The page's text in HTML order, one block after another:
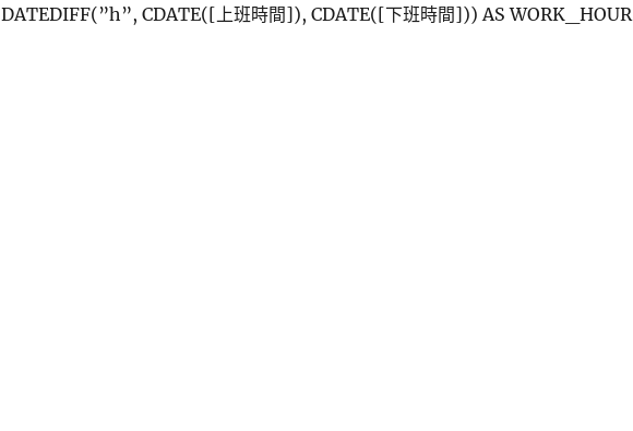
DATEDIFF(”h”, CDATE([上班時間]), CDATE([下班時間])) AS WORK_HOUR